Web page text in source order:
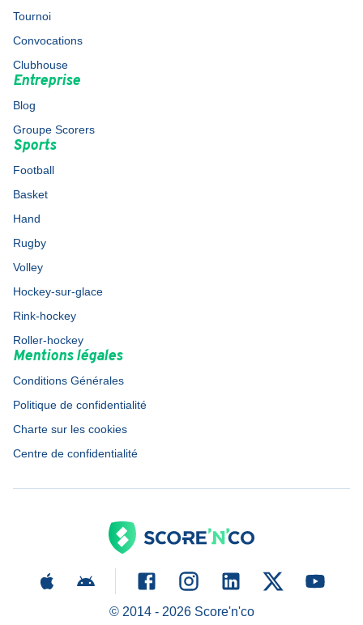
Tournoi
Convocations
Clubhouse
Entreprise
Blog
Groupe Scorers
Sports
Football
Basket
Hand
Rugby
Volley
Hockey-sur-glace
Rink-hockey
Roller-hockey
Mentions légales
Conditions Générales
Politique de confidentialité
Charte sur les cookies
Centre de confidentialité
© 2014 - 2026Score'n'co